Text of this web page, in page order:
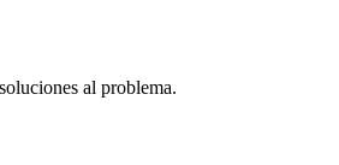
al problema.